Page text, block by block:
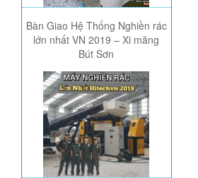
Bàn Giao Hệ Thống Nghiền rác
lớn nhất VN 2019 – Xi măng
Bút Sơn